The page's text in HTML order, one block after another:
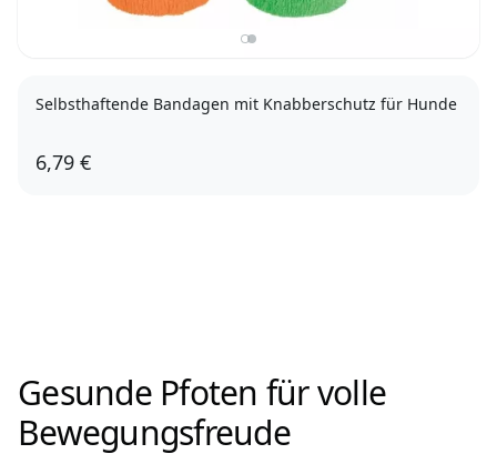
Selbsthaftende Bandagen mit Knabberschutz für Hunde
6,79 €
Gesunde Pfoten für volle
Bewegungsfreude